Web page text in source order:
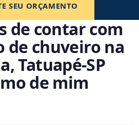
SEU ORÇAMENTO
de contar com
de chuveiro na
Tatuapé‑SP
de mim